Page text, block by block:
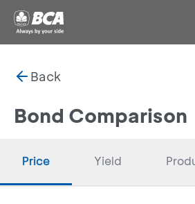
Back
Bond Comparison
Price Yield